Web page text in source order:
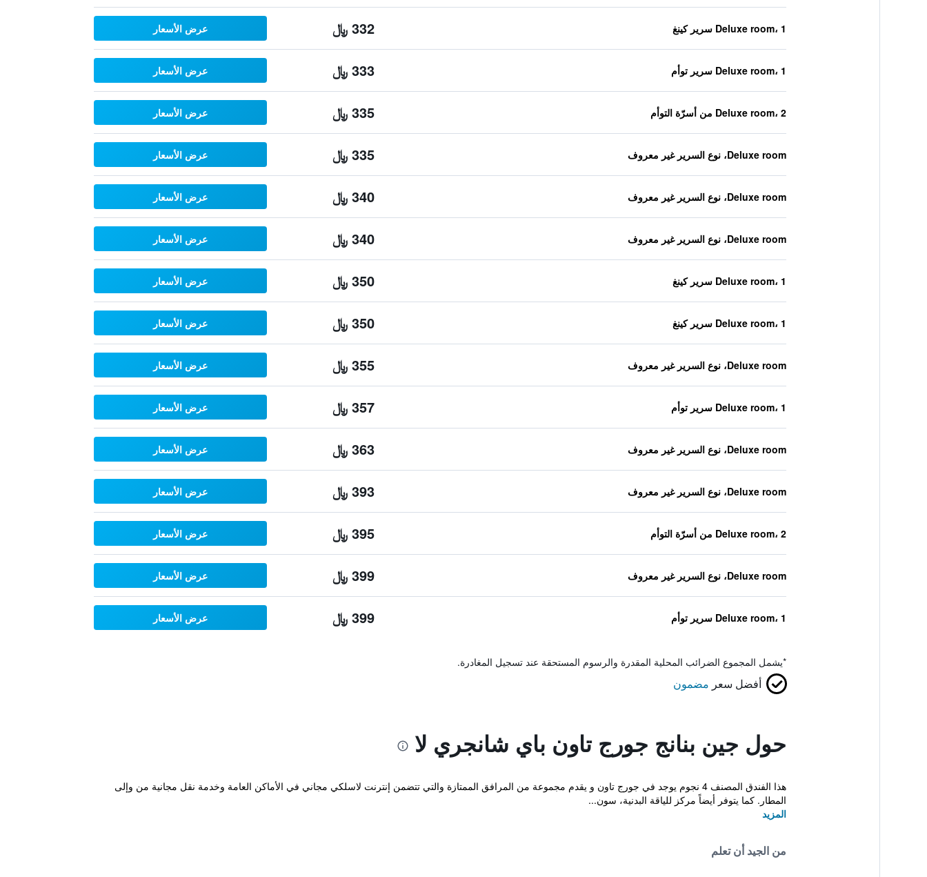
Deluxe room، 1 سرير كينغ 332 ﷼ عرض الأسعار
Deluxe room، 1 سرير توأم 333 ﷼ عرض الأسعار
Deluxe room، 2 من أسرّة التوأم 335 ﷼ عرض الأسعار
Deluxe room، نوع السرير غير معروف 335 ﷼ عرض الأسعار
Deluxe room، نوع السرير غير معروف 340 ﷼ عرض الأسعار
Deluxe room، نوع السرير غير معروف 340 ﷼ عرض الأسعار
Deluxe room، 1 سرير كينغ 350 ﷼ عرض الأسعار
Deluxe room، 1 سرير كينغ 350 ﷼ عرض الأسعار
Deluxe room، نوع السرير غير معروف 355 ﷼ عرض الأسعار
Deluxe room، 1 سرير توأم 357 ﷼ عرض الأسعار
Deluxe room، نوع السرير غير معروف 363 ﷼ عرض الأسعار
Deluxe room، نوع السرير غير معروف 393 ﷼ عرض الأسعار
Deluxe room، 2 من أسرّة التوأم 395 ﷼ عرض الأسعار
Deluxe room، نوع السرير غير معروف 399 ﷼ عرض الأسعار
Deluxe room، 1 سرير توأم 399 ﷼ عرض الأسعار
*يشمل المجموع الضرائب المحلية المقدرة والرسوم المستحقة عند تسجيل المغادرة.
أفضل سعر مضمون
حول جين بنانج جورج تاون باي شانجري لا
هذا الفندق المصنف 4 نجوم يوجد في جورج تاون و يقدم مجموعة من المرافق الممتازة والتي تتضمن إنترنت لاسلكي مجاني في الأماكن العامة وخدمة نقل مجانية من وإلى
المطار. كما يتوفر أيضاً مركز للياقة البدنية، سون...
المزيد
من الجيد أن تعلم